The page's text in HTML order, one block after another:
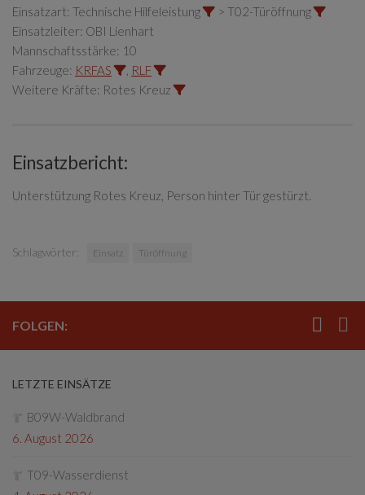
Einsatzart: Technische Hilfeleistung
> T02-Türöffnung
Einsatzleiter: OBI Lienhart
Mannschaftsstärke: 10
Fahrzeuge: KRFAS
RLF
Weitere Kräfte: Rotes Kreuz
Einsatzbericht:
Unterstützung Rotes Kreuz, Person hinter Tür gestürzt.
Schlagwörter: Einsatz Türöffnung
FOLGEN:
LETZTE EINSÄTZE
B09W-Waldbrand
6. August 2026
T09-Wasserdienst